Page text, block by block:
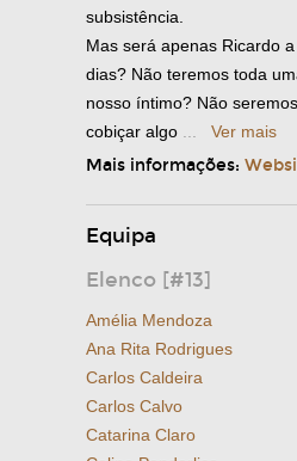
subsistência.
Mas será apenas Ricardo
dias? Não teremos toda
nosso íntimo? Não
cobiçar algo ... Ver mais
Mais informações:
Equipa
Elenco [#13]
Amélia Mendoza
Ana Rita Rodrigues
Carlos Caldeira
Carlos Calvo
Catarina Claro